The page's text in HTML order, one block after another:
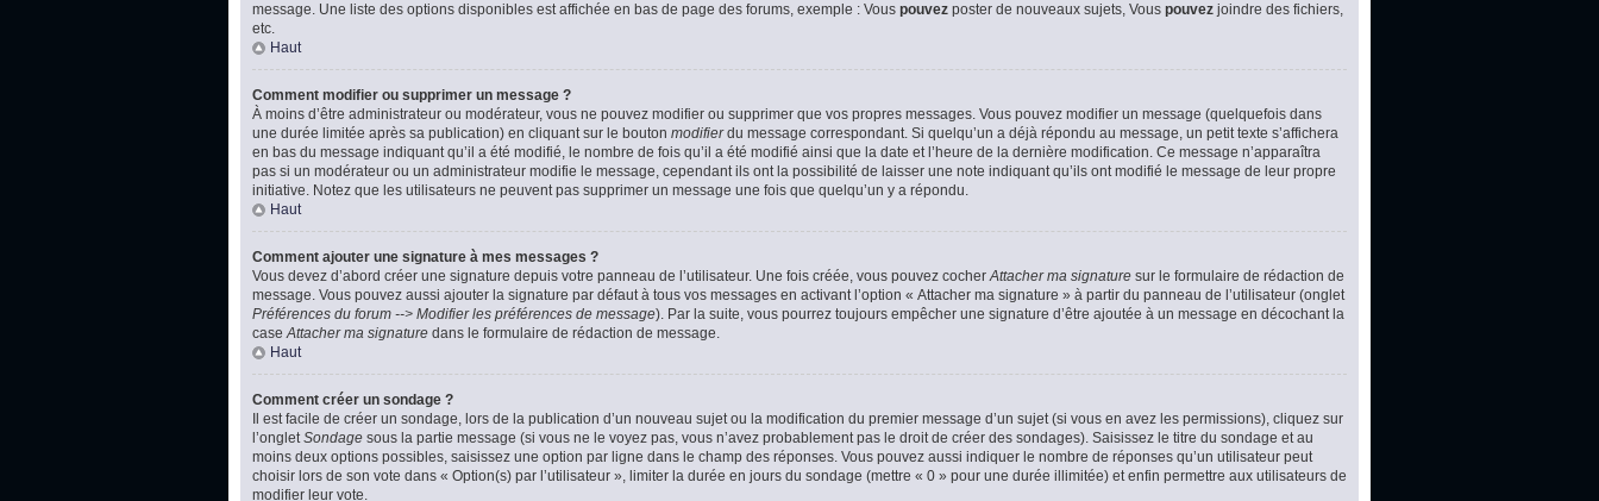
message. Une liste des options disponibles est affichée en bas de page des forums, exemple : Vous pouvez poster de nouveaux sujets, Vous pouvez joindre des fichiers,
etc.
Haut
Comment modifier ou supprimer un message ?
À moins d’être administrateur ou modérateur, vous ne pouvez modifier ou supprimer que vos propres messages. Vous pouvez modifier un message (quelquefois dans
une durée limitée après sa publication) en cliquant sur le bouton modifierdu message correspondant. Si quelqu’un a déjà répondu au message, un petit texte s’affichera
en bas du message indiquant qu’il a été modifié, le nombre de fois qu’il a été modifié ainsi que la date et l’heure de la dernière modification. Ce message n’apparaîtra
pas si un modérateur ou un administrateur modifie le message, cependant ils ont la possibilité de laisser une note indiquant qu’ils ont modifié le message de leur propre
initiative. Notez que les utilisateurs ne peuvent pas supprimer un message une fois que quelqu’un y a répondu.
Haut
Comment ajouter une signature à mes messages ?
Vous devez d’abord créer une signature depuis votre panneau de l’utilisateur. Une fois créée, vous pouvez cocherAttacher ma signature sur le formulaire de rédaction de
message. Vous pouvez aussi ajouter la signature par défaut à tous vos messages en activant l’option « Attacher ma signature » à partir du panneau de l’utilisateur (onglet
Préférences du forum --> Modifier les préférences de message). Par la suite, vous pourrez toujours empêcher une signature d’être ajoutée à un message en décochant la
caseAttacher ma signature dans le formulaire de rédaction de message.
Haut
Comment créer un sondage ?
Il est facile de créer un sondage, lors de la publication d’un nouveau sujet ou la modification du premier message d’un sujet (si vous en avez les permissions), cliquez sur
l’ongletSondage sous la partie message (si vous ne le voyez pas, vous n’avez probablement pas le droit de créer des sondages). Saisissez le titre du sondage et au
moins deux options possibles, saisissez une option par ligne dans le champ des réponses. Vous pouvez aussi indiquer le nombre de réponses qu’un utilisateur peut
choisir lors de son vote dans « Option(s) par l’utilisateur », limiter la durée en jours du sondage (mettre « 0 » pour une durée illimitée) et enfin permettre aux utilisateurs de
modifier leur vote.